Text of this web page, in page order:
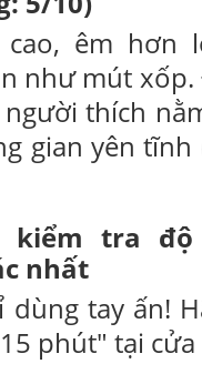
êm hơn
như mút xốp.
thích
gian yên
kiểm tra
nhất
dùng tay ấn!
phút" tại cửa